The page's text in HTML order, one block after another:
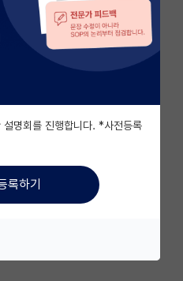
판
요.
명회를 진행합니다. *사전등록
록하기